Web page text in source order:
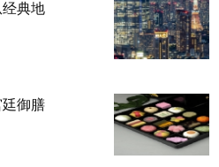
经典地
廷御膳